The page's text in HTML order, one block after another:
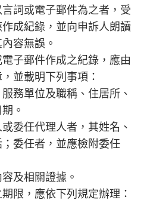
詞或電子郵件為之者，受
成紀錄，並向申訴人朗讀
容無誤。
子郵件作成之紀錄，應由
並載明下列事項：
務單位及職稱、住居所、
。
委任代理人者，其姓名、
委任者，並應檢附委任
及相關證據。
限，應依下列規定辦理：